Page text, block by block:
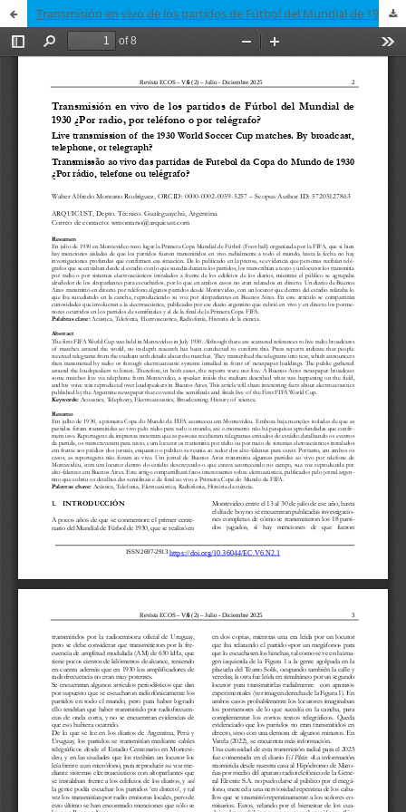
Transmisión en vivo de los partidos de Fútbol del Mundial de 1930 ¿Por radio, por teléfono o por telégrafo?